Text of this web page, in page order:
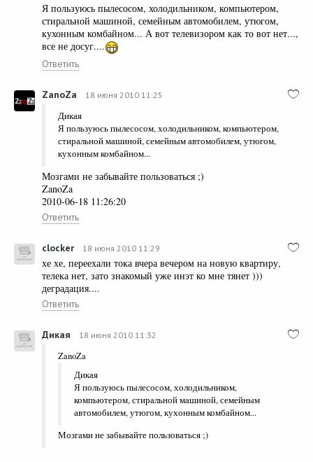
Я пользуюсь пылесосом, холодильником, компьютером,
стиральной машиной, семейным автомобилем, утюгом,
кухонным комбайном... А вот телевизором как то вот нет...,
все не досуг....
Ответить
ZanoZa 18 июня 2010 11:25
Дикая
Я пользуюсь пылесосом, холодильником, компьютером,
стиральной машиной, семейным автомобилем, утюгом,
кухонным комбайном...
Мозгами не забывайте пользоваться ;)
ZanoZa
2010-06-18 11:26:20
Ответить
clocker 18 июня 2010 11:29
хе хе, переехали тока вчера вечером на новую квартиру,
телека нет, зато знакомый уже инэт ко мне тянет )))
деградация....
Ответить
Дикая 18 июня 2010 11:32
ZanoZa
Дикая
Я пользуюсь пылесосом, холодильником,
компьютером, стиральной машиной, семейным
автомобилем, утюгом, кухонным комбайном...
Мозгами не забывайте пользоваться ;)